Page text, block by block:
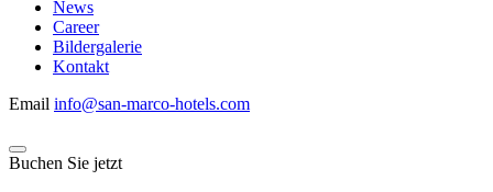
News
Career
Bildergalerie
Kontakt
Email info@san-marco-hotels.com
Buchen Sie jetzt